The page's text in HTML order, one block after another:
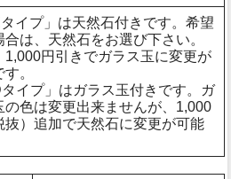
イプ」は天然石付きです。希望
合は、天然石をお選び下さい。
1,000円引きでガラス玉に変更が
。
イプ」はガラス玉付きです。ガ
の色は変更出来ませんが、1,000
抜）追加で天然石に変更が可能